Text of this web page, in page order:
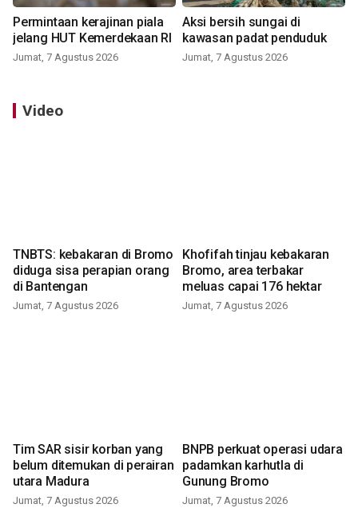
Permintaan kerajinan piala
jelang HUT Kemerdekaan RI
Jumat, 7 Agustus 2026
Aksi bersih sungai di
kawasan padat penduduk
Jumat, 7 Agustus 2026
Video
TNBTS: kebakaran di Bromo
diduga sisa perapian orang
di Bantengan
Jumat, 7 Agustus 2026
Khofifah tinjau kebakaran
Bromo, area terbakar
meluas capai 176 hektar
Jumat, 7 Agustus 2026
Tim SAR sisir korban yang
belum ditemukan di perairan
utara Madura
Jumat, 7 Agustus 2026
BNPB perkuat operasi udara
padamkan karhutla di
Gunung Bromo
Jumat, 7 Agustus 2026